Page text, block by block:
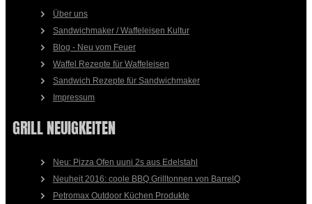
Über uns
Sandwichmaker / Waffeleisen Kultur
Blog - Neu vom Feuer
Waffel Rezepte für Waffeleisen
Sandwich Rezepte für Sandwichmaker
Impressum
GRILL NEUIGKEITEN
Neu: Pizza Ofen uuni 2s aus Edelstahl
Neuheit 2016: coole BBQ Grilltonnen von BarrelQ
Petromax Outdoor Küchen Produkte